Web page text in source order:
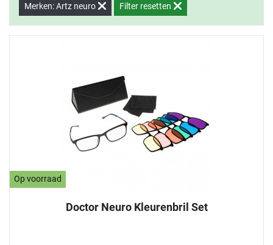
Merken: Artz neuro Filter resetten
Op voorraad
Doctor Neuro Kleurenbril Set